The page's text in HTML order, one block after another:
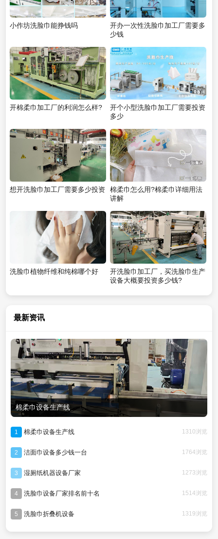
小作坊洗脸巾能挣钱吗
开办一次性洗脸巾加工厂需要多
少钱
开棉柔巾加工厂的利润怎么样?
开个小型洗脸巾加工厂需要投资
多少
想开洗脸巾加工厂需要多少投资
棉柔巾怎么用?棉柔巾详细用法
讲解
洗脸巾植物纤维和纯棉哪个好
开洗脸巾加工厂，买洗脸巾生产
设备大概要投资多少钱?
最新资讯
棉柔巾设备生产线
1 棉柔巾设备生产线 1310浏览
2 洁面巾设备多少钱一台 1764浏览
3 湿厕纸机器设备厂家 1273浏览
4 洗脸巾设备厂家排名前十名 1514浏览
5 洗脸巾折叠机设备 1319浏览